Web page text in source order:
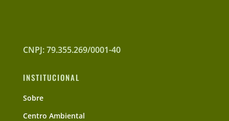
CNPJ: 79.355.269/0001-40
INSTITUCIONAL
Sobre
Centro Ambiental